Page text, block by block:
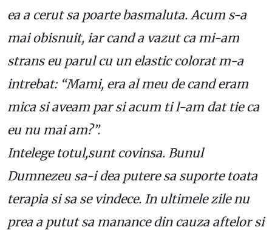
ea a cerut sa poarte basmaluta. Acum s-a
mai obisnuit, iar cand a vazut ca mi-am
strans eu parul cu un elastic colorat m-a
intrebat: “Mami, era al meu de cand eram
mica si aveam par si acum ti l-am dat tie ca
eu nu mai am?”.
Intelege totul,sunt covinsa. Bunul
Dumnezeu sa-i dea putere sa suporte toata
terapia si sa se vindece. In ultimele zile nu
prea a putut sa manance din cauza aftelor si